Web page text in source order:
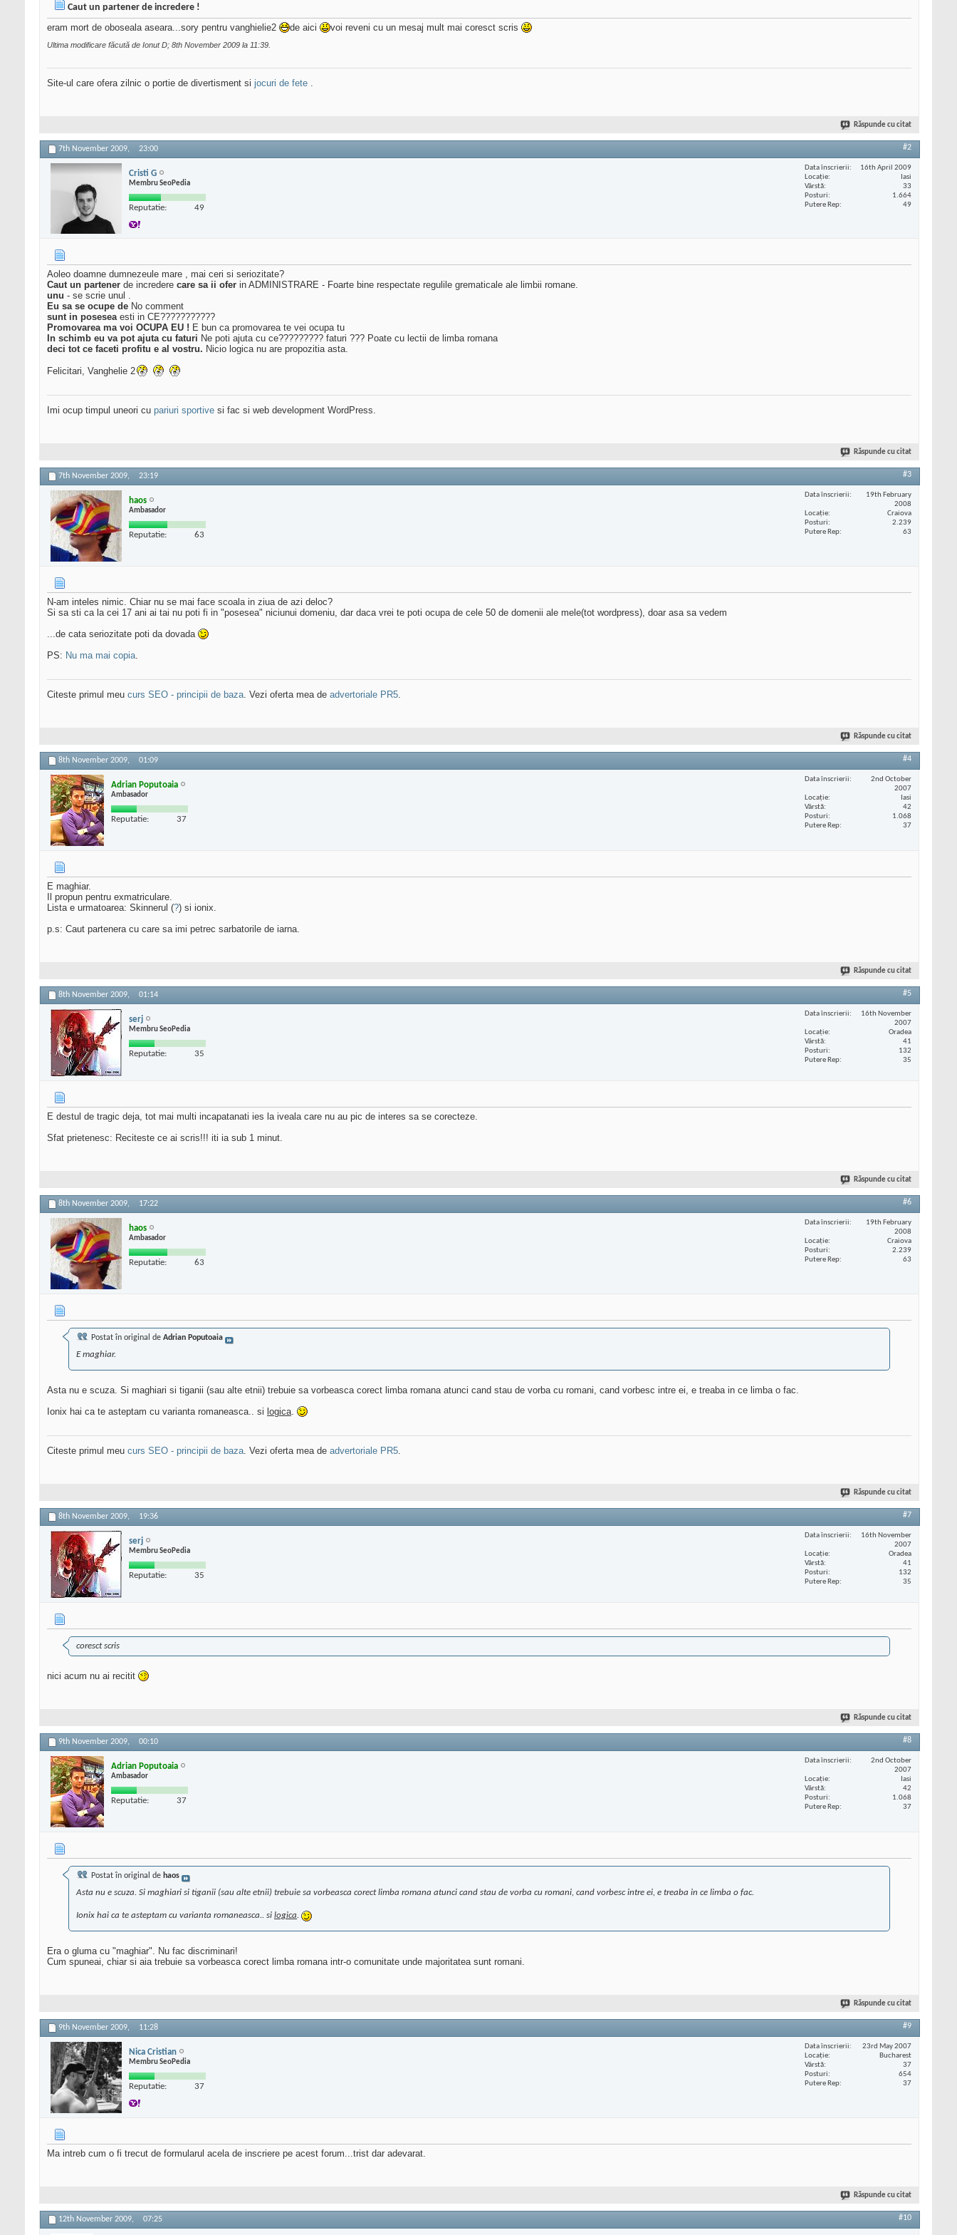
Caut un partener de incredere !
eram mort de oboseala aseara...sory pentru vanghielie2
de aici voi reveni cu un mesaj mult mai coresct scris
Ultima modificare făcută de Ionut D; 8th November 2009 la 11:39
Site-ul care ofera zilnic o portie de divertisment si jocuri de fete .
Răspunde cu citat
7th November 2009, 23:00 #2
Cristi G
Membru SeoPedia
Reputatie: 49
Data înscrierii
16th April 2009
Locaţie
Iasi
Vârstă
33
Posturi
1.664
Putere Rep
49
Aoleo doamne dumnezeule mare , mai ceri si seriozitate?
Caut un partener de incredere care sa ii ofer in ADMINISTRARE - Foarte bine respectate regulile grematicale ale limbii romane.
unu - se scrie unul .
Eu sa se ocupe de No comment
sunt in poseseaesti in CE???????????
Promovarea ma voi OCUPA EU ! E bun ca promovarea te vei ocupa tu
In schimb eu va pot ajuta cu faturi Ne poti ajuta cu ce????????? faturi ??? Poate cu lectii de limba romana
deci tot ce faceti profitu e al vostru. Nicio logica nu are propozitia asta.
Felicitari, Vanghelie 2
Imi ocup timpul uneori cu pariuri sportive si fac si web development WordPress.
Răspunde cu citat
7th November 2009, 23:19 #3
haos
Ambasador
Reputatie: 63
Data înscrierii
19th February
2008
Locaţie
Craiova
Posturi
2.239
Putere Rep
63
N-am inteles nimic. Chiar nu se mai face scoala in ziua de azi deloc?
Si sa sti ca la cei 17 ani ai tai nu poti fi in "posesea" niciunui domeniu, dar daca vrei te poti ocupa de cele 50 de domenii ale mele(tot wordpress), doar asa sa vedem
...de cata seriozitate poti da dovada
PS: Nu ma mai copia.
Citeste primul meu curs SEO - principii de baza. Vezi oferta mea de advertoriale PR5.
Răspunde cu citat
8th November 2009, 01:09 #4
Adrian Poputoaia
Ambasador
Reputatie: 37
Data înscrierii
2nd October
2007
Locaţie
Iasi
Vârstă
42
Posturi
1.068
Putere Rep
37
E maghiar.
Il propun pentru exmatriculare.
Lista e urmatoarea: Skinnerul (?) si ionix.
p.s: Caut partenera cu care sa imi petrec sarbatorile de iarna.
Răspunde cu citat
8th November 2009, 01:14 #5
serj
Membru SeoPedia
Reputatie: 35
Data înscrierii
16th November
2007
Locaţie
Oradea
Vârstă
41
Posturi
132
Putere Rep
35
E destul de tragic deja, tot mai multi incapatanati ies la iveala care nu au pic de interes sa se corecteze.
Sfat prietenesc: Reciteste ce ai scris!!! iti ia sub 1 minut.
Răspunde cu citat
8th November 2009, 17:22 #6
haos
Ambasador
Reputatie: 63
Data înscrierii
19th February
2008
Locaţie
Craiova
Posturi
2.239
Putere Rep
63
Postat în original de Adrian Poputoaia
E maghiar.
Asta nu e scuza. Si maghiari si tiganii (sau alte etnii) trebuie sa vorbeasca corect limba romana atunci cand stau de vorba cu romani, cand vorbesc intre ei, e treaba in ce limba o fac.
Ionix hai ca te asteptam cu varianta romaneasca.. si logica.
Citeste primul meu curs SEO - principii de baza. Vezi oferta mea de advertoriale PR5.
Răspunde cu citat
8th November 2009, 19:36 #7
serj
Membru SeoPedia
Reputatie: 35
Data înscrierii
16th November
2007
Locaţie
Oradea
Vârstă
41
Posturi
132
Putere Rep
35
coresct scris
nici acum nu ai recitit
Răspunde cu citat
9th November 2009, 00:10 #8
Adrian Poputoaia
Ambasador
Reputatie: 37
Data înscrierii
2nd October
2007
Locaţie
Iasi
Vârstă
42
Posturi
1.068
Putere Rep
37
Postat în original de haos
Asta nu e scuza. Si maghiari si tiganii (sau alte etnii) trebuie sa vorbeasca corect limba romana atunci cand stau de vorba cu romani, cand vorbesc intre ei, e treaba in ce limba o fac.
Ionix hai ca te asteptam cu varianta romaneasca.. si logica.
Era o gluma cu "maghiar". Nu fac discriminari!
Cum spuneai, chiar si aia trebuie sa vorbeasca corect limba romana intr-o comunitate unde majoritatea sunt romani.
Răspunde cu citat
9th November 2009, 11:28 #9
Nica Cristian
Membru SeoPedia
Reputatie: 37
Data înscrierii
23rd May 2007
Locaţie
Bucharest
Vârstă
37
Posturi
654
Putere Rep
37
Ma intreb cum o fi trecut de formularul acela de inscriere pe acest forum...trist dar adevarat.
Răspunde cu citat
12th November 2009, 07:25 #10